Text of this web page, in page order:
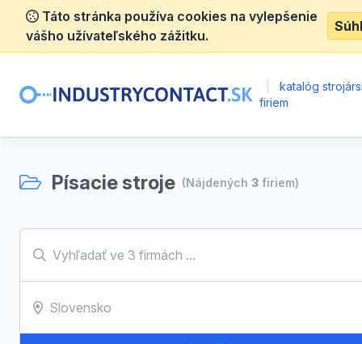
Táto stránka používa cookies na vylepšenie
vášho užívateľského zážitku.
katalóg
firiem
Písacie stroje (Nájdených 3 firiem)